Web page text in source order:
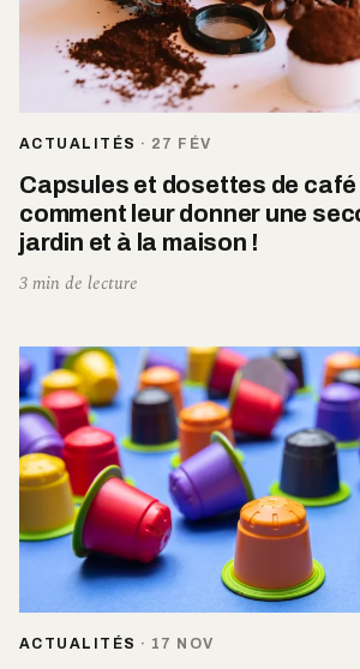
ACTUALITÉS · 27 FÉV
Capsules et dosettes de café
comment leur donner une
jardin et à la maison !
3 min de lecture
ACTUALITÉS · 17 NOV